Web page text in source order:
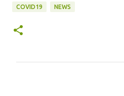
COVID19 NEWS